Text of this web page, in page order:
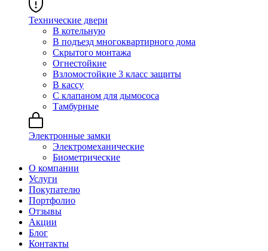
Технические двери
В котельную
В подъезд многоквартирного дома
Скрытого монтажа
Огнестойкие
Взломостойкие 3 класс защиты
В кассу
С клапаном для дымососа
Тамбурные
Электронные замки
Электромеханические
Биометрические
О компании
Услуги
Покупателю
Портфолио
Отзывы
Акции
Блог
Контакты